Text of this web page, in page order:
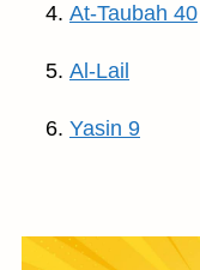
At-Taubah 40
Al-Lail
Yasin 9